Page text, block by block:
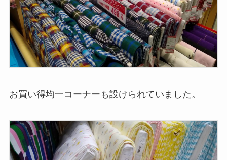
お買い得均一コーナーも設けられていました。